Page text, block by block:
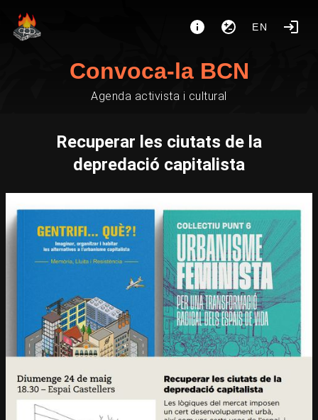
EN
Convoca-la BCN
Agenda activista i cultural
Recuperar les ciutats de la
depredació capitalista